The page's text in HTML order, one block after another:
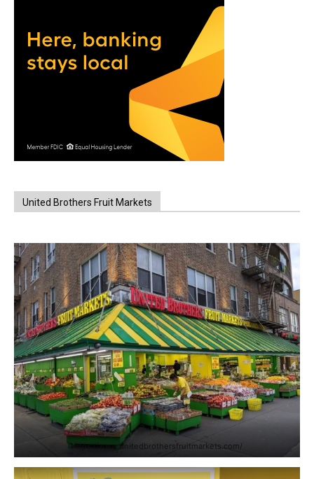
United Brothers Fruit Markets
https://www.unitedbrothersfruitmarkets.com/